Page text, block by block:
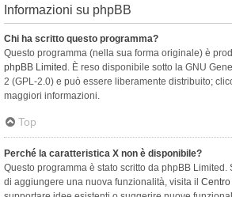
Informazioni su phpBB
Chi ha scritto questo programma?
Questo programma (nella sua forma originale) è
phpBB Limited . È reso disponibile sotto la GNU
2 (GPL-2.0) e può essere liberamente distribuito;
maggiori informazioni.
Top
Perché la caratteristica X non è disponibile?
Questo programma è stato scritto da phpBB
di aggiungere una nuova funzionalità, visita il